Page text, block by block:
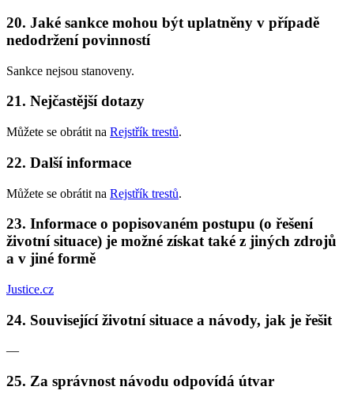
20. Jaké sankce mohou být uplatněny v případě
nedodržení povinností
Sankce nejsou stanoveny.
21. Nejčastější dotazy
Můžete se obrátit na Rejstřík trestů.
22. Další informace
Můžete se obrátit na Rejstřík trestů.
23. Informace o popisovaném postupu (o řešení
životní situace) je možné získat také z jiných zdrojů
a v jiné formě
Justice.cz
24. Související životní situace a návody, jak je řešit
—
25. Za správnost návodu odpovídá útvar